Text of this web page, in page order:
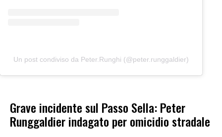
Un post condiviso da Peter.Runghi (@peter.runggaldier)
Grave incidente sul Passo Sella: Peter
Runggaldier indagato per omicidio stradale